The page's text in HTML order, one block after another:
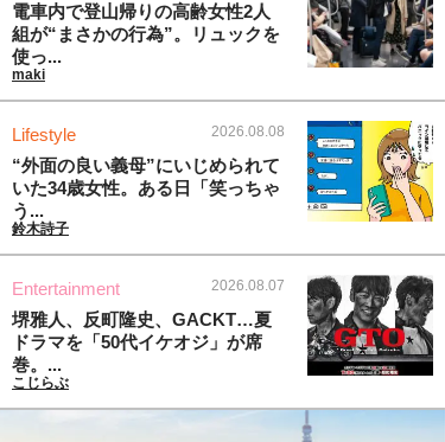
電車内で登山帰りの高齢女性2人
組が“まさかの行為”。リュックを
使っ...
maki
Lifestyle 2026.08.08
“外面の良い義母”にいじめられて
いた34歳女性。ある日「笑っちゃ
う...
鈴木詩子
Entertainment 2026.08.07
堺雅人、反町隆史、GACKT…夏
ドラマを「50代イケオジ」が席
巻。...
こじらぶ